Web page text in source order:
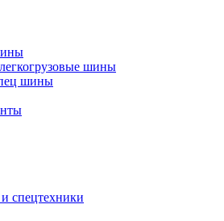
шины
шины
и спецтехники